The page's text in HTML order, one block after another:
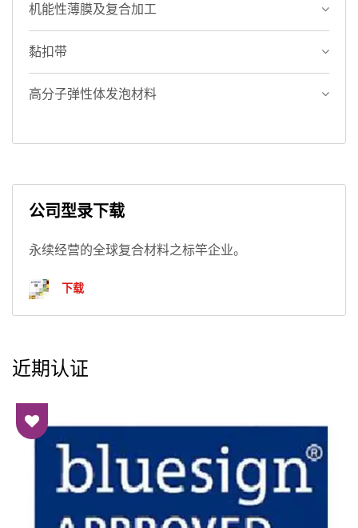
机能性薄膜及复合加工
黏扣带
高分子弹性体发泡材料
公司型录下载
永续经营的全球复合材料之标竿企业。
下载
近期认证